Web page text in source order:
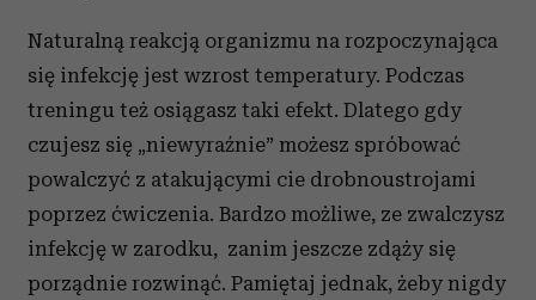
Naturalną reakcją organizmu na rozpoczynająca
się infekcję jest wzrost temperatury. Podczas
treningu też osiągasz taki efekt. Dlatego gdy
czujesz się „niewyraźnie” możesz spróbować
powalczyć z atakującymi cie drobnoustrojami
poprzez ćwiczenia. Bardzo możliwe, ze zwalczysz
infekcję w zarodku, zanim jeszcze zdąży się
porządnie rozwinąć. Pamiętaj jednak, żeby nigdy